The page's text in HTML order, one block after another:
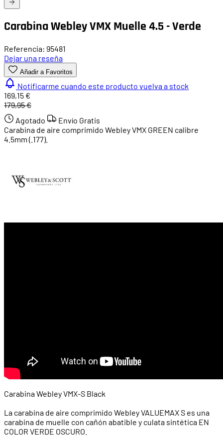
Carabina Webley VMX Muelle 4.5 - Verde
Referencia: 95481
Dejar una reseña
Añadir a Favoritos
Notificarme cuando este producto vuelva a stock
169,15 €
179,95 €
Agotado
Envío Gratis
Carabina de aire comprimido Webley VMX GREEN calibre
4.5mm (.177).
Carabina Webley VMX-S Black
La carabina de aire comprimido Webley VALUEMAX S es una
carabina de muelle con cañón abatible y culata sintética EN
COLOR VERDE OSCURO.